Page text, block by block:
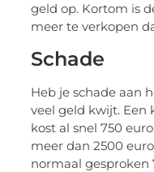
geld op. Kortom is
meer te verkopen
Schade
Heb je schade aan
veel geld kwijt.
kost al snel 750
meer dan 2500
normaal gesproken